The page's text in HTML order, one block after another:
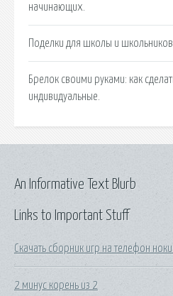
начинающих.
Поделки для школы и
Брелок своими руками: как
индивидуальные.
Links to Important Stuff
Скачать сборник игр на телефон
2 минус корень из 2
An Informative Text Blurb